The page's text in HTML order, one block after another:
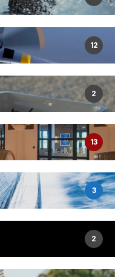
12
2
13
3
2